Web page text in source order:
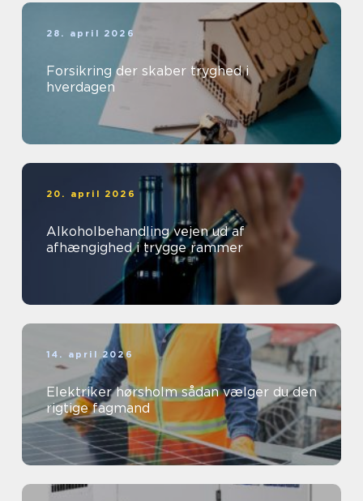
28. april 2026
Forsikring der skaber tryghed i
hverdagen
20. april 2026
Alkoholbehandling vejen ud af
afhængighed i trygge rammer
14. april 2026
Elektriker hørsholm sådan vælger du den
rigtige fagmand